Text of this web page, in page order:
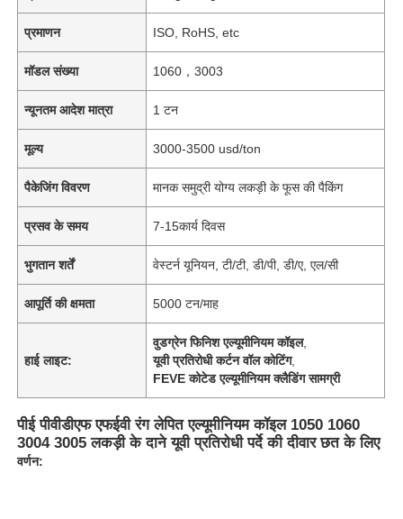
प्रमाणन ISO, RoHS, etc
मॉडल संख्या 1060，3003
न्यूनतम आदेश मात्रा 1 टन
मूल्य 3000-3500 usd/ton
पैकेजिंग विवरण मानक समुद्री योग्य लकड़ी के फूस की पैकिंग
प्रसव के समय 7-15कार्य दिवस
भुगतान शर्तें वेस्टर्न यूनियन, टी/टी, डी/पी, डी/ए, एल/सी
आपूर्ति की क्षमता 5000 टन/माह
हाई लाइट:
वुडग्रेन फिनिश एल्यूमीनियम कॉइल,
यूवी प्रतिरोधी कर्टन वॉल कोटिंग,
FEVE कोटेड एल्यूमीनियम क्लैडिंग सामग्री
पीई पीवीडीएफ एफईवी रंग लेपित एल्यूमीनियम कॉइल 1050 1060
3004 3005 लकड़ी के दाने यूवी प्रतिरोधी पर्दे की दीवार छत के लिए
वर्णन: